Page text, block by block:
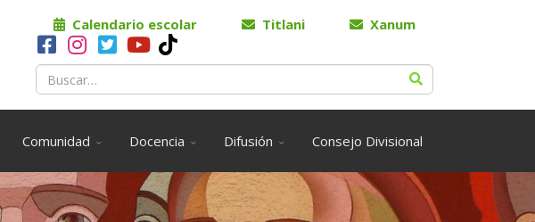
Calendario escolar Titlani Xanum
Comunidad Docencia Difusión Consejo Divisional